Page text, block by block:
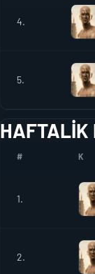
4.
5.
HAFTALIK
# K
1.
2.